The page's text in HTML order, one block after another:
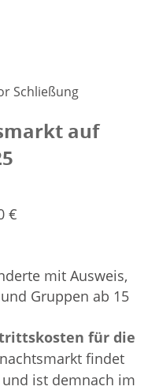
Schließung
auf
€
mit Ausweis,
Gruppen ab 15
für die
findet
ist demnach im